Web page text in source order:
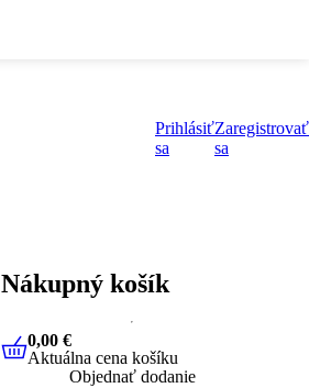
Prihlásiť
sa
Zaregistrovať
sa
Nákupný košík
0,00 €Aktuálna cena košíku
0,00 €
Aktuálna cena košíku
Objednať dodanie